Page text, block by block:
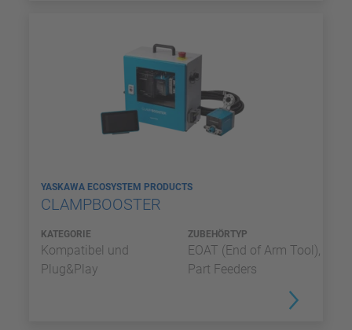
YASKAWA ECOSYSTEM PRODUCTS
CLAMPBOOSTER
KATEGORIE
Kompatibel und
Plug&Play
ZUBEHÖRTYP
EOAT (End of Arm Tool),
Part Feeders